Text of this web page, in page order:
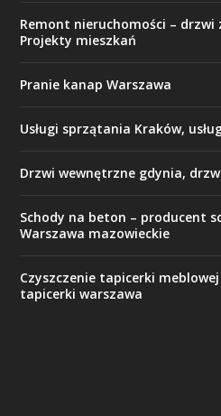
Remont nieruchomości – drzwi
Projekty mieszkań
Pranie kanap Warszawa
Usługi sprzątania Kraków,
Drzwi wewnętrzne gdynia,
Schody na beton – producent
Warszawa mazowieckie
Czyszczenie tapicerki
tapicerki warszawa